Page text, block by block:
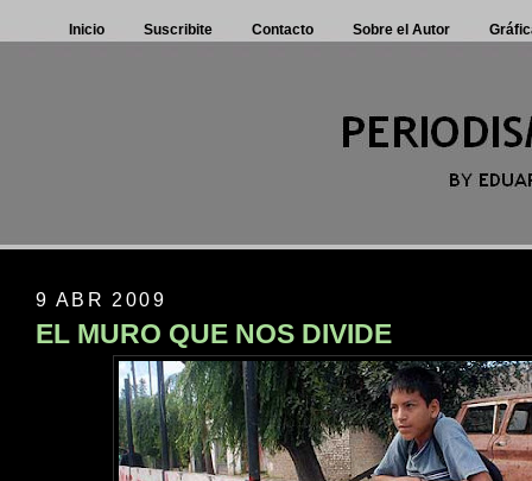
Inicio Suscribite Contacto Sobre el Autor
9 ABR 2009
EL MURO QUE NOS DIVIDE